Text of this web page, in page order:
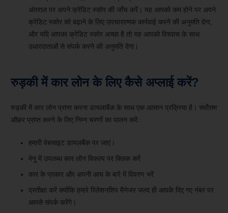
अंतराल पर अपने क्रेडिट स्कोर की जाँच करें। यह आपको कम होने पर अपने
क्रेडिट स्कोर को बढ़ाने के लिए उपचारात्मक कार्रवाई करने की अनुमति देगा,
और यदि आपका क्रेडिट स्कोर अच्छा है तो यह आपको विश्वास के साथ
उधारदाताओं से संपर्क करने की अनुमति देगा।
रुड़की में कार लोन के लिए कैसे अप्लाई करें?
रुड़की में कार लोन प्राप्त करना डायलाबैंक के साथ एक आसान प्रक्रिया है। सर्वोत्तम
ऑफ़र प्राप्त करने के लिए निम्न चरणों का पालन करें:
हमारी वेबसाइट डायलबैंक पर जाएं।
मेनू में उपलब्ध कार लोन विकल्प पर क्लिक करें
कार के प्रकार और अपनी आय के बारे में विवरण भरें
प्रतीक्षा करें क्योंकि हमारे रिलेशनशिप मैनेजर जल्द ही आपके दिए गए नंबर पर
आपसे संपर्क करेंगे।